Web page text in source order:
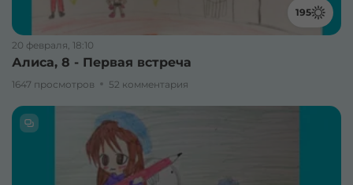
195
20 февраля, 18:10
Алиса, 8 - Первая встреча
1647 просмотров 52 комментария